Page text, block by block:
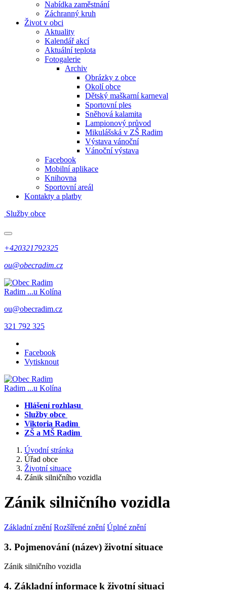
Nabídka zaměstnání
Záchranný kruh
Život v obci
Aktuality
Kalendář akcí
Aktuální teplota
Fotogalerie
Archiv
Obrázky z obce
Okolí obce
Dětský maškarní karneval
Sportovní ples
Sněhová kalamita
Lampionový průvod
Mikulášská v ZŠ Radim
Výstava vánoční
Vánoční výstava
Facebook
Mobilní aplikace
Knihovna
Sportovní areál
Kontakty a platby
Služby obce
+420321792325
ou@obecradim.cz
Radim ...u Kolína
ou@obecradim.cz
321 792 325
Facebook
Vytisknout
Radim ...u Kolína
Hlášení rozhlasu
Služby obce
Viktoria Radim
ZŠ a MŠ Radim
Úvodní stránka
Úřad obce
Životní situace
Zánik silničního vozidla
Zánik silničního vozidla
Základní znění Rozšířené znění Úplné znění
3. Pojmenování (název) životní situace
Zánik silničního vozidla
4. Základní informace k životní situaci